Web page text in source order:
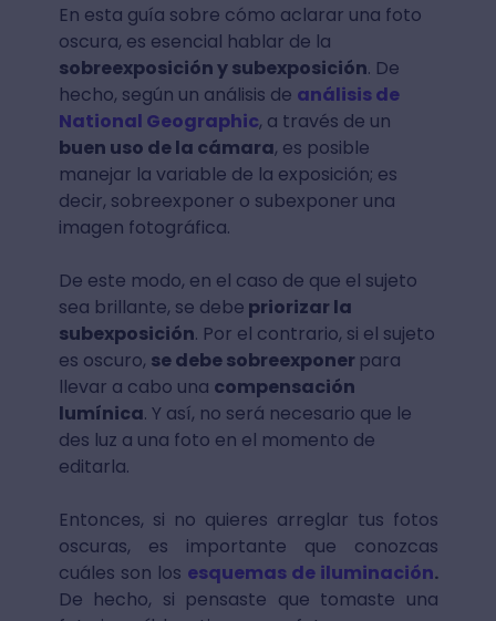
En esta guía sobre cómo aclarar una foto
oscura, es esencial hablar de la
sobreexposición y subexposición. De
hecho, según un análisis de análisis de
National Geographic, a través de un
buen uso de la cámara, es posible
manejar la variable de la exposición; es
decir, sobreexponer o subexponer una
imagen fotográfica.
De este modo, en el caso de que el sujeto
sea brillante, se debe priorizar la
subexposición. Por el contrario, si el sujeto
es oscuro, se debe sobreexponer para
llevar a cabo una compensación
lumínica. Y así, no será necesario que le
des luz a una foto en el momento de
editarla.
Entonces, si no quieres arreglar tus fotos
oscuras, es importante que conozcas
cuáles son los esquemas de iluminación.
De hecho, si pensaste que tomaste una